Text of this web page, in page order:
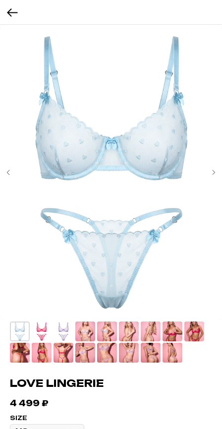
LOVE LINGERIE
4 499 ₽
SIZE